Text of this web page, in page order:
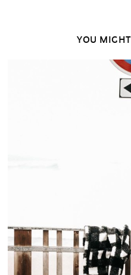
YOU